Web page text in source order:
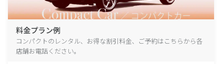
料金プラン例
コンパクトのレンタル、お得な割引料金、ご予約はこちらから各
店舗お電話ください。